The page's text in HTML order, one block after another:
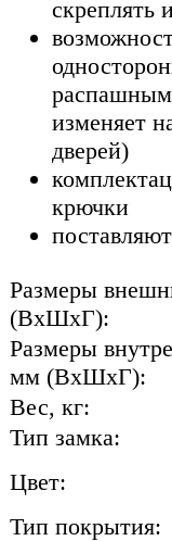
скреплять
изменяет
дверей)
крючки
Размеры
(ВхШхГ):
Размеры
мм (ВхШхГ):
Вес, кг:
Тип замка:
Цвет:
Тип покрытия: